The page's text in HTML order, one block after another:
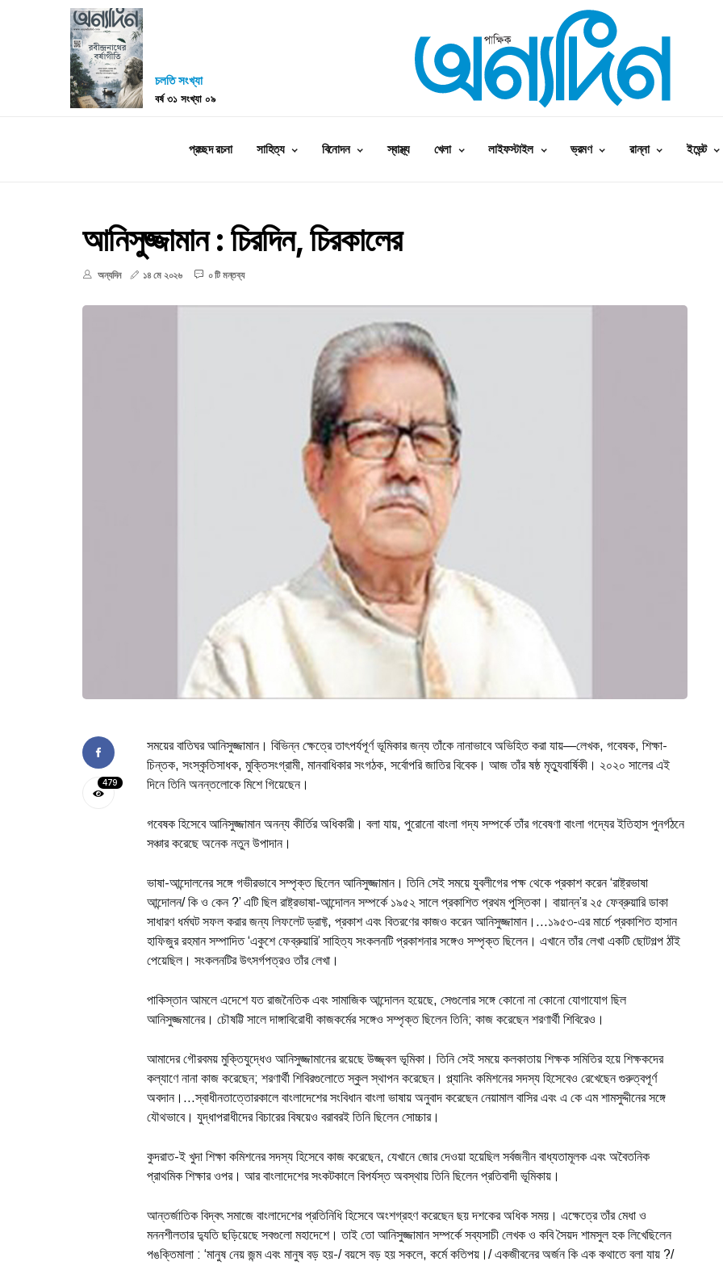
চলতি সংখ্যা
বর্ষ ৩১ সংখ্যা ০৯
প্রচ্ছদ রচনা সাহিত্য বিনোদন স্বাস্থ্য খেলা লাইফস্টাইল ভ্রমণ রান্না ইভেন্ট
আনিসুজ্জামান : চিরদিন, চিরকালের
অন্যদিন ১৪ মে ২০২৬ ০ টি মন্তব্য
479
সময়ের বাতিঘর আনিসুজ্জামান। বিভিন্ন ক্ষেত্রে তাৎপর্যপূর্ণ ভূমিকার জন্য তাঁকে নানাভাবে অভিহিত করা যায়—লেখক, গবেষক, শিক্ষা-
চিন্তক, সংস্কৃতিসাধক, মুক্তিসংগ্রামী, মানবাধিকার সংগঠক, সর্বোপরি জাতির বিবেক। আজ তাঁর ষষ্ঠ মৃত্যুবার্ষিকী। ২০২০ সালের এই
দিনে তিনি অনন্তলোকে মিশে গিয়েছেন।
গবেষক হিসেবে আনিসুজ্জামান অনন্য কীর্তির অধিকারী। বলা যায়, পুরোনো বাংলা গদ্য সম্পর্কে তাঁর গবেষণা বাংলা গদ্যের ইতিহাস পুনর্গঠনে
সঞ্চার করেছে অনেক নতুন উপাদান।
ভাষা-আন্দোলনের সঙ্গে গভীরভাবে সম্পৃক্ত ছিলেন আনিসুজ্জামান। তিনি সেই সময়ে যুবলীগের পক্ষ থেকে প্রকাশ করেন ‘রাষ্ট্রভাষা
আন্দোলন/ কি ও কেন ?’ এটি ছিল রাষ্ট্রভাষা-আন্দোলন সম্পর্কে ১৯৫২ সালে প্রকাশিত প্রথম পুস্তিকা। বায়ান্ন’র ২৫ ফেব্রুয়ারি ডাকা
সাধারণ ধর্মঘট সফল করার জন্য লিফলেট ড্রাফ্ট, প্রকাশ এবং বিতরণের কাজও করেন আনিসুজ্জামান।...১৯৫৩-এর মার্চে প্রকাশিত হাসান
হাফিজুর রহমান সম্পাদিত ‘একুশে ফেব্রুয়ারি’ সাহিত্য সংকলনটি প্রকাশনার সঙ্গেও সম্পৃক্ত ছিলেন। এখানে তাঁর লেখা একটি ছোটগল্প ঠাঁই
পেয়েছিল। সংকলনটির উৎসর্গপত্রও তাঁর লেখা।
পাকিস্তান আমলে এদেশে যত রাজনৈতিক এবং সামাজিক আন্দোলন হয়েছে, সেগুলোর সঙ্গে কোনো না কোনো যোগাযোগ ছিল
আনিসুজ্জমানের। চৌষট্টি সালে দাঙ্গাবিরোধী কাজকর্মের সঙ্গেও সম্পৃক্ত ছিলেন তিনি; কাজ করেছেন শরণার্থী শিবিরেও।
আমাদের গৌরবময় মুক্তিযুদ্ধেও আনিসুজ্জামানের রয়েছে উজ্জ্বল ভূমিকা। তিনি সেই সময়ে কলকাতায় শিক্ষক সমিতির হয়ে শিক্ষকদের
কল্যাণে নানা কাজ করেছেন; শরণার্থী শিবিরগুলোতে স্কুল স্থাপন করেছেন। প্ল্যানিং কমিশনের সদস্য হিসেবেও রেখেছেন গুরুত্বপূর্ণ
অবদান।...স্বাধীনতাত্তোরকালে বাংলাদেশের সংবিধান বাংলা ভাষায় অনুবাদ করেছেন নেয়ামাল বাসির এবং এ কে এম শামসুদ্দীনের সঙ্গে
যৌথভাবে। যুদ্ধাপরাধীদের বিচারের বিষয়েও বরাবরই তিনি ছিলেন সোচ্চার।
কুদরাত-ই খুদা শিক্ষা কমিশনের সদস্য হিসেবে কাজ করেছেন, যেখানে জোর দেওয়া হয়েছিল সর্বজনীন বাধ্যতামূলক এবং অবৈতনিক
প্রাথমিক শিক্ষার ওপর। আর বাংলাদেশের সংকটকালে বিপর্যস্ত অবস্থায় তিনি ছিলেন প্রতিবাদী ভূমিকায়।
আন্তর্জাতিক বিদ্বৎ সমাজে বাংলাদেশের প্রতিনিধি হিসেবে অংশগ্রহণ করেছেন ছয় দশকের অধিক সময়। এক্ষেত্রে তাঁর মেধা ও
মননশীলতার দ্যুতি ছড়িয়েছে সবগুলো মহাদেশে। তাই তো আনিসুজ্জামান সম্পর্কে সব্যসাচী লেখক ও কবি সৈয়দ শামসুল হক লিখেছিলেন
পঙক্তিমালা : ‘মানুষ নেয় জন্ম এবং মানুষ বড় হয়-/ বয়সে বড় হয় সকলে, কর্মে কতিপয়।/ একজীবনের অর্জন কি এক কথাতে বলা যায় ?/